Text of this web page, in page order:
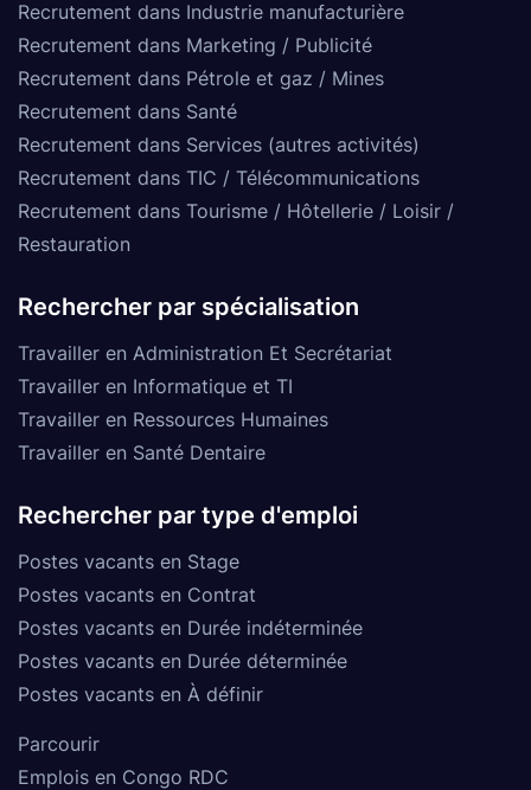
Recrutement dans Industrie manufacturière
Recrutement dans Marketing / Publicité
Recrutement dans Pétrole et gaz / Mines
Recrutement dans Santé
Recrutement dans Services (autres activités)
Recrutement dans TIC / Télécommunications
Recrutement dans Tourisme / Hôtellerie / Loisir /
Restauration
Rechercher par spécialisation
Travailler en Administration Et Secrétariat
Travailler en Informatique et TI
Travailler en Ressources Humaines
Travailler en Santé Dentaire
Rechercher par type d'emploi
Postes vacants en Stage
Postes vacants en Contrat
Postes vacants en Durée indéterminée
Postes vacants en Durée déterminée
Postes vacants en À définir
Parcourir
Emplois en Congo RDC